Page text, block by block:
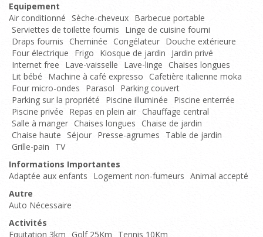
Equipement
Air conditionné Sèche-cheveux Barbecue portable
Serviettes de toilette fournis
Linge de cuisine fourni
Draps fournis Cheminée Congélateur Douche extérieure
Four électrique
Frigo Kiosque de jardin
Jardin privé
Internet free
Lave-vaisselle Lave-linge Chaises longues
Lit bébé
Machine à café expresso
Cafetière italienne moka
Four micro-ondes
Parasol
Parking couvert
Parking sur la propriété
Piscine illuminée
Piscine enterrée
Piscine privée
Repas en plein air Chauffage central
Salle à manger Chaises longues Chaise de jardin
Chaise haute
Séjour Presse-agrumes
Table de jardin
Grille-pain
TV
Informations Importantes
Adaptée aux enfants
Logement non-fumeurs Animal accepté
Autre
Auto Nécessaire
Activités
Equitation 3km
Golf 25Km Tennis 10Km